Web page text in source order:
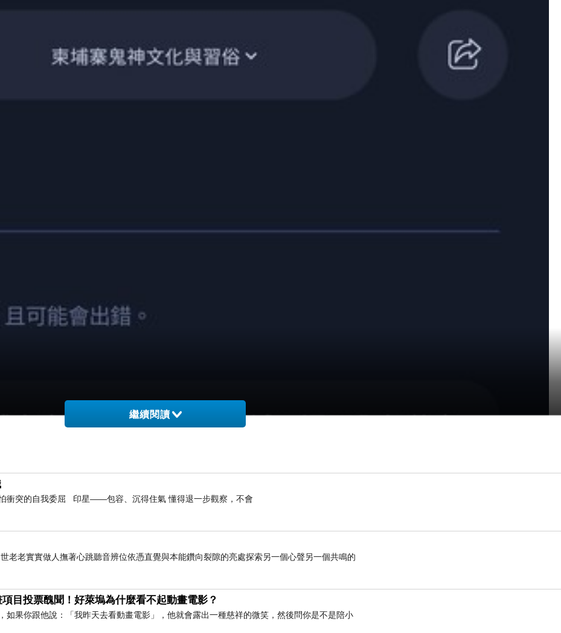
繼續閱讀
衝突的自我委屈 印星——包容、沉得住氣 懂得退一步觀察，不會
老老實實做人撫著心跳聽音辨位依憑直覺與本能鑽向裂隙的亮處探索另一個心聲另一個共鳴的
目投票醜聞！好萊塢為什麼看不起動畫電影？
如果你跟他說：「我昨天去看動畫電影」，他就會露出一種慈祥的微笑，然後問你是不是陪小